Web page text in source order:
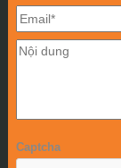
Captcha